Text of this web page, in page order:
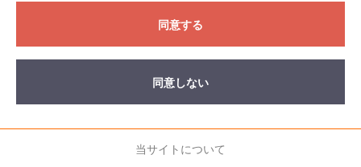
同意する
同意しない
当サイトについて